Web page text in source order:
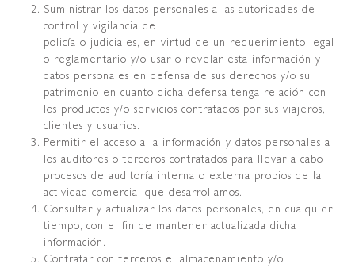
Suministrar los datos personales a las autoridades de
control y vigilancia de
policía o judiciales, en virtud de un requerimiento legal
o reglamentario y/o usar o revelar esta información y
datos personales en defensa de sus derechos y/o su
patrimonio en cuanto dicha defensa tenga relación con
los productos y/o servicios contratados por sus viajeros,
clientes y usuarios.
Permitir el acceso a la información y datos personales a
los auditores o terceros contratados para llevar a cabo
procesos de auditoría interna o externa propios de la
actividad comercial que desarrollamos.
Consultar y actualizar los datos personales, en cualquier
tiempo, con el fin de mantener actualizada dicha
información.
Contratar con terceros el almacenamiento y/o